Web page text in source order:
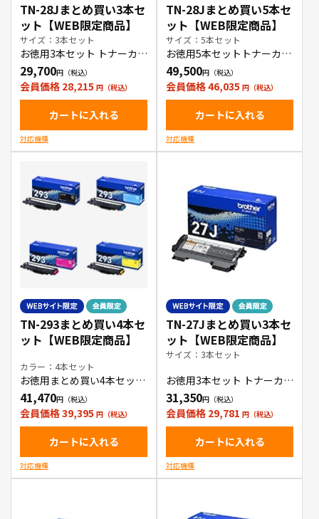
TN-28Jまとめ買い3本セ
ット【WEB限定商品】
サイズ：3本セット
お徳用3本セット トナーカー
トリッジ
29,700
会員価格 28,215
カートに入れる
対応機種
TN-28Jまとめ買い5本セ
ット【WEB限定商品】
サイズ：5本セット
お徳用5本セットトナーカー
トリッジ
49,500
会員価格 46,035
カートに入れる
対応機種
TN-293まとめ買い4本セ
ット【WEB限定商品】
カラー：4本セット
お徳用まとめ買い4本セット
トナーカートリッジ
41,470
会員価格 39,395
カートに入れる
対応機種
TN-27Jまとめ買い3本セ
ット【WEB限定商品】
サイズ：3本セット
お徳用3本セット トナーカー
トリッジ
31,350
会員価格 29,781
カートに入れる
対応機種